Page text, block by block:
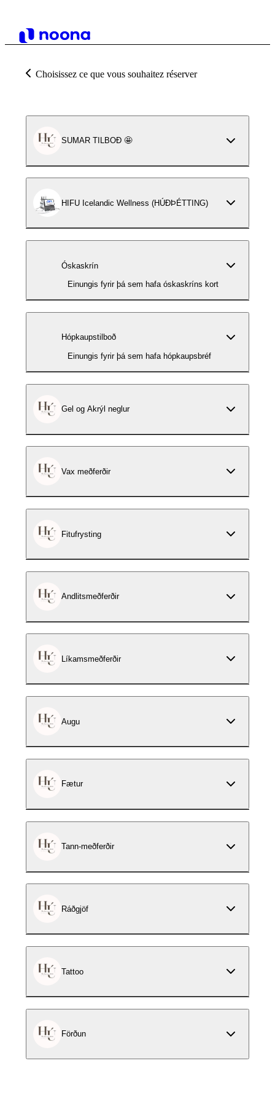
Choisissez ce que vous souhaitez réserver
SUMAR TILBOÐ 🤩
HIFU Icelandic Wellness (HÚÐÞÉTTING)
Óskaskrín
Einungis fyrir þá sem hafa óskaskríns kort
Hópkaupstilboð
Einungis fyrir þá sem hafa hópkaupsbréf
Gel og Akrýl neglur
Vax meðferðir
Fitufrysting
Andlitsmeðferðir
Líkamsmeðferðir
Augu
Fætur
Tann-meðferðir
Ráðgjöf
Tattoo
Förðun